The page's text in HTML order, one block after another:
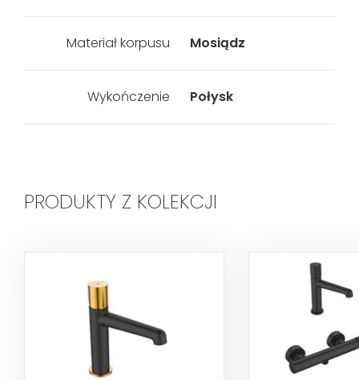
Materiał korpusu Mosiądz
Wykończenie Połysk
PRODUKTY Z KOLEKCJI